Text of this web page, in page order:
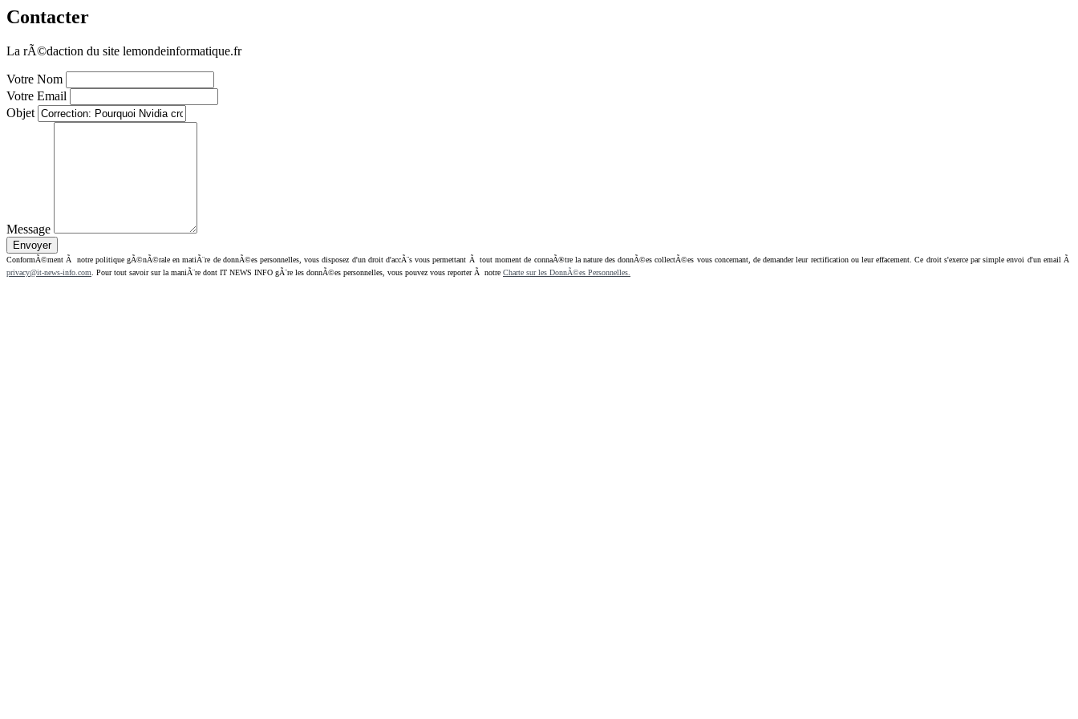
Contacter
La rÃ©daction du site lemondeinformatique.fr
Votre Nom
Votre Email
Objet
Message
ConformÃ©ment Ã notre politique gÃ©nÃ©rale en matiÃ¨re de donnÃ©es personnelles, vous disposez d'un droit d'accÃ¨s vous permettant Ã tout moment de connaÃ®tre la nature des donnÃ©es collectÃ©es vous concernant, de demander leur rectification ou leur effacement. Ce droit s'exerce par simple envoi d'un email Ã
privacy@it-news-info.com . Pour tout savoir sur la maniÃ¨re dont IT NEWS INFO gÃ¨re les donnÃ©es personnelles, vous pouvez vous reporter Ã notre Charte sur les DonnÃ©es Personnelles.